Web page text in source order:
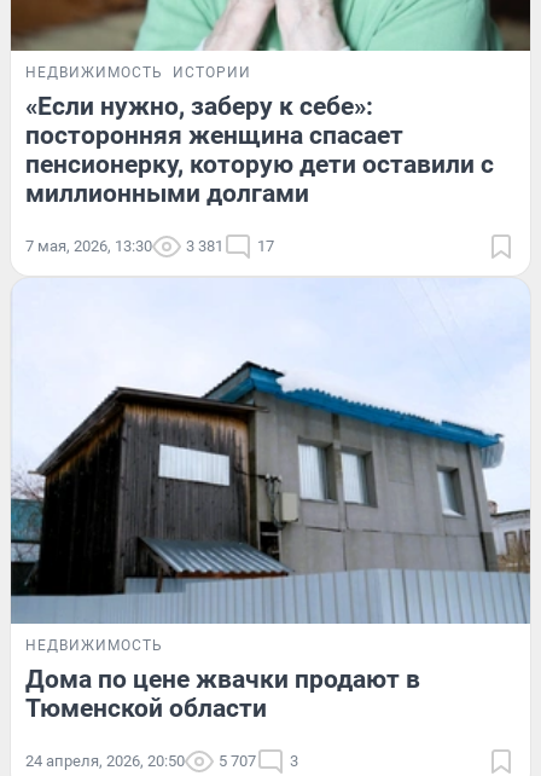
НЕДВИЖИМОСТЬ ИСТОРИИ
«Если нужно, заберу к себе»:
посторонняя женщина спасает
пенсионерку, которую дети оставили с
миллионными долгами
7 мая, 2026, 13:30 3 381 17
НЕДВИЖИМОСТЬ
Дома по цене жвачки продают в
Тюменской области
24 апреля, 2026, 20:50 5 707 3